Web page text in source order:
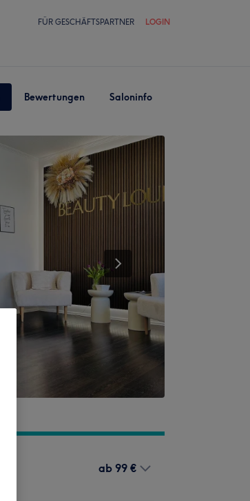
FÜR GESCHÄFTSPARTNER LOGIN
Bewertungen Saloninfo
ab 99 €